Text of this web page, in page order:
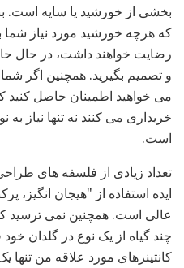
بخشی از خورشید یا سایه است.
که هرچه خورشید مورد نیاز شما
رضایت خواهند داشت، در حال
و تصمیم بگیرید. همچنین اگر شما
می خواهید اطمینان حاصل کنید
خریداری می کنند نه تنها نیاز به
است.
تعداد زیادی از فلسفه های طراحی
ایده استفاده از "هیجان انگیز،
عالی است. همچنین نمی ترسید
چند گیاه از یک نوع در گلدان خود
کانتینرهای مورد علاقه من تنها